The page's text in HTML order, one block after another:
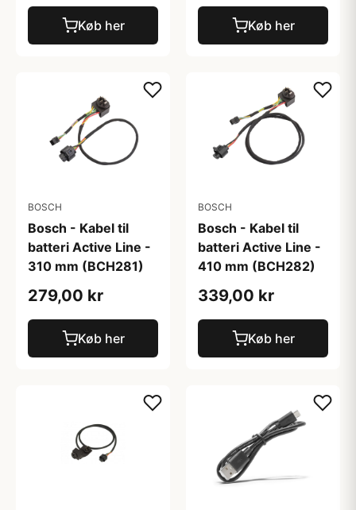
Køb her Køb her
BOSCH
Bosch - Kabel til
batteri Active Line -
310 mm (BCH281)
279,00 kr
Køb her
BOSCH
Bosch - Kabel til
batteri Active Line -
410 mm (BCH282)
339,00 kr
Køb her